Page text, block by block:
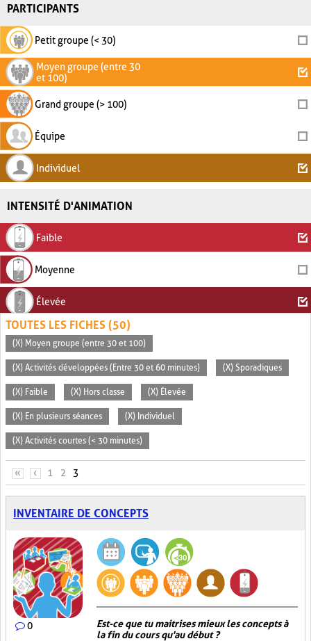
PARTICIPANTS
Petit groupe (< 30)
Moyen groupe (entre 30
et 100)
Grand groupe (> 100)
Équipe
Individuel
INTENSITÉ D'ANIMATION
Faible
Moyenne
Élevée
TOUTES LES FICHES (50)
(X) Moyen groupe (entre 30 et 100)
(X) Activités développées (Entre 30 et 60 minutes) (X) Sporadiques
(X) Faible (X) Hors classe (X) Élevée
(X) En plusieurs séances (X) Individuel
(X) Activités courtes (< 30 minutes)
PAGES
« ‹ 1 2 3
INVENTAIRE DE CONCEPTS
0
Est-ce que tu maitrises mieux les concepts à
la fin du cours qu'au début ?